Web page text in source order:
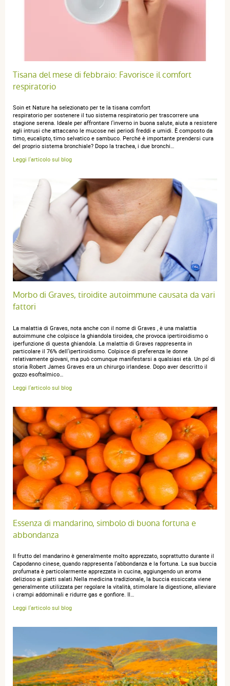
anonymous a.
22 janvier 2023
5 / 5
Conforme
anonymous anonymous.publié le 21 mai 2022 suite à une
commande du 24 mars 2022
Meilleur site en France pour obtenir rapidement tout ce
dont on a besoin en homeopathie.
21 février 2022
5 / 5
me convient
AFFICHER PLUS D'AVIS
Tisana del mese di febbraio: Favorisce il comfort
respiratorio
Soin et Nature ha selezionato per te la tisana comfort
respiratorio per sostenere il tuo sistema respiratorio per trascorrere una
stagione serena. Ideale per affrontare l'inverno in buona salute, aiuta a resistere
agli intrusi che attaccano le mucose nei periodi freddi e umidi. È composto da
timo, eucalipto, timo selvatico e sambuco. Perché è importante prendersi cura
del proprio sistema bronchiale? Dopo la trachea, i due bronchi…
Leggi l'articolo sul blog
Morbo di Graves, tiroidite autoimmune causata da vari
fattori
La malattia di Graves, nota anche con il nome di Graves , è una malattia
autoimmune che colpisce la ghiandola tiroidea, che provoca ipertiroidismo o
iperfunzione di questa ghiandola. La malattia di Graves rappresenta in
particolare il 76% dell'ipertiroidismo. Colpisce di preferenza le donne
relativamente giovani, ma può comunque manifestarsi a qualsiasi età. Un po' di
storia Robert James Graves era un chirurgo irlandese. Dopo aver descritto il
gozzo esoftalmico…
Leggi l'articolo sul blog
Essenza di mandarino, simbolo di buona fortuna e
abbondanza
Il frutto del mandarino è generalmente molto apprezzato, soprattutto durante il
Capodanno cinese, quando rappresenta l'abbondanza e la fortuna. La sua buccia
profumata è particolarmente apprezzata in cucina, aggiungendo un aroma
delizioso ai piatti salati.Nella medicina tradizionale, la buccia essiccata viene
generalmente utilizzata per regolare la vitalità, stimolare la digestione, alleviare
i crampi addominali e ridurre gas e gonfiore. Il…
Leggi l'articolo sul blog